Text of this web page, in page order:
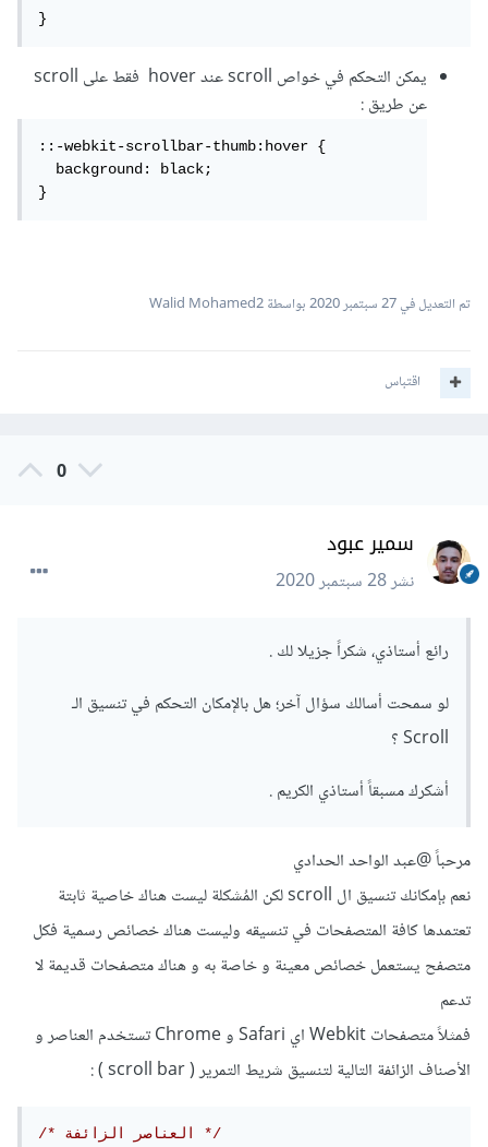
}
يمكن التحكم في خواص scroll عند hover فقط على scroll
عن طريق :
::-webkit-scrollbar-thumb:hover {
  background: black;
}
تم التعديل في27 سبتمبر 2020 بواسطة Walid Mohamed2
اقتباس
0
سمير عبود
نشر28 سبتمبر 2020
رائع أستاذي، شكراً جزيلا لك .
لو سمحت أسالك سؤال آخر؛ هل بالإمكان التحكم في تنسيق الـ
Scroll ؟
أشكرك مسبقاً أستاذي الكريم .
مرحباً@عبد الواحد الحدادي
نعم بإمكانك تنسيق ال scroll لكن المُشكلة ليست هناك خاصية ثابتة
تعتمدها كافة المتصفحات في تنسيقه وليست هناك خصائص رسمية فكل
متصفح يستعمل خصائص معينة و خاصة به و هناك متصفحات قديمة لا
تدعم
فمثلاً متصفحات Webkit اي Safari و Chrome تستخدم العناصر و
الأصناف الزائفة التالية لتنسيق شريط التمرير ( scroll bar ) :
/* العناصر الزائفة */